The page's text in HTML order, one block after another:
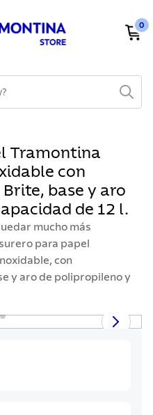
0
Tramontina
con
base y aro
de 12 l.
mucho más
para papel
con
y aro de polipropileno y